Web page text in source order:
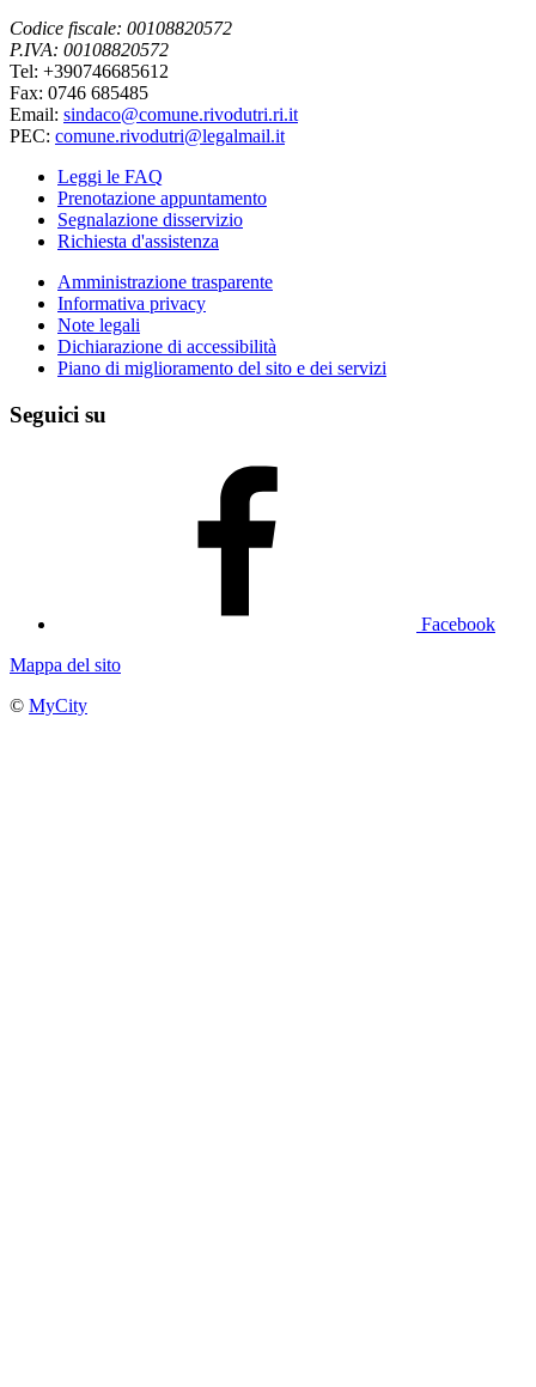
Codice fiscale: 00108820572
P.IVA: 00108820572
Tel: +390746685612
Fax: 0746 685485
Email: sindaco@comune.rivodutri.ri.it
PEC: comune.rivodutri@legalmail.it
Leggi le FAQ
Prenotazione appuntamento
Segnalazione disservizio
Richiesta d'assistenza
Amministrazione trasparente
Informativa privacy
Note legali
Dichiarazione di accessibilità
Piano di miglioramento del sito e dei servizi
Seguici su
Facebook
Mappa del sito
© MyCity